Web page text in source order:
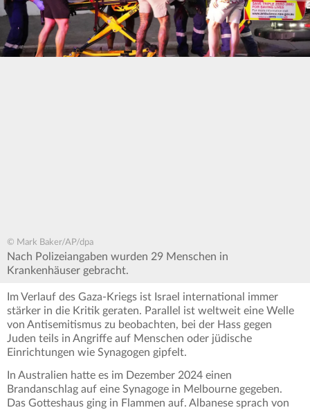
© Mark Baker/AP/dpa
Nach Polizeiangaben wurden 29 Menschen in
Krankenhäuser gebracht.
Im Verlauf des Gaza-Kriegs ist Israel international immer
stärker in die Kritik geraten. Parallel ist weltweit eine Welle
von Antisemitismus zu beobachten, bei der Hass gegen
Juden teils in Angriffe auf Menschen oder jüdische
Einrichtungen wie Synagogen gipfelt.
In Australien hatte es im Dezember 2024 einen
Brandanschlag auf eine Synagoge in Melbourne gegeben.
Das Gotteshaus ging in Flammen auf. Albanese sprach von